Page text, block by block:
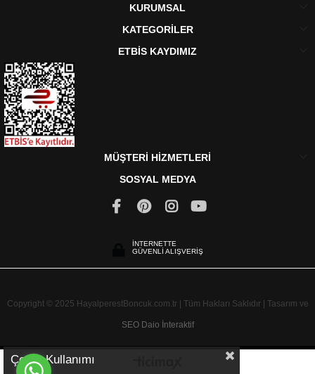
KURUMSAL
KATEGORİLER
ETBİS KAYDIMIZ
MÜŞTERİ HİZMETLERİ
SOSYAL MEDYA
İNTERNETTE
GÜVENLİ ALIŞVERİŞ
Copyright © 2025 HayalperestBoncuk.com.tr | Tüm Hakları Saklıdır | Tasarım ve
SEO Daio İnteraktif
Çerez Kullanımı